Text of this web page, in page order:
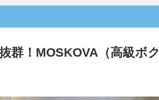
群！MOSKOVA（高級ボク